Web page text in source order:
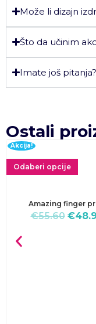
Može li dizajn
Što da učinim
Imate još pitanja?
Ostali
Akcija!
Odaberi opcije
Amazing finger
€55.60 €